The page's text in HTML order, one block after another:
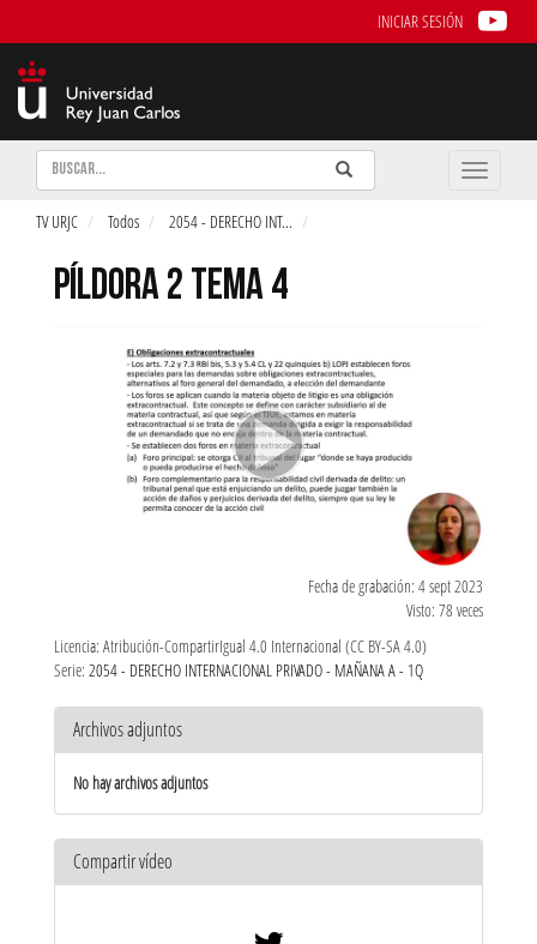
INICIAR SESIÓN
Buscar Enviar
Buscar
Toggle
TV URJC Todos 2054 - DERECHO INT...
PÍLDORA 2 TEMA 4
Fecha de grabación: 4 sept 2023
Visto: 78 veces
Licencia: Atribución-CompartirIgual 4.0 Internacional (CC BY-SA 4.0)
Serie: 2054 - DERECHO INTERNACIONAL PRIVADO - MAÑANA A - 1Q
Archivos adjuntos
No hay archivos adjuntos
Compartir vídeo